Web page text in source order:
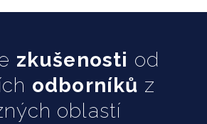
zkušenosti od
odborníků z
oblastí